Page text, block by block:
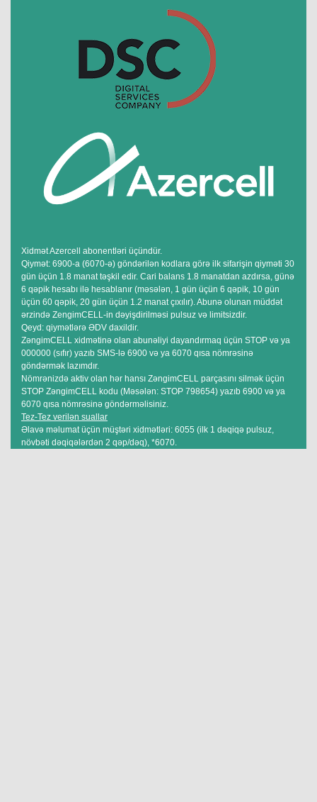
Xidmət Azercell abonentləri üçündür.
Qiymət: 6900-a (6070-ə) göndərilən kodlara görə ilk sifarişin qiyməti 30
gün üçün 1.8 manat təşkil edir. Cari balans 1.8 manatdan azdırsa, günə
6 qəpik hesabı ilə hesablanır (məsələn, 1 gün üçün 6 qəpik, 10 gün
üçün 60 qəpik, 20 gün üçün 1.2 manat çıxılır). Abunə olunan müddət
ərzində ZengimCELL-in dəyişdirilməsi pulsuz və limitsizdir.
Qeyd: qiymətlərə ƏDV daxildir.
ZəngimCELL xidmətinə olan abunəliyi dayandırmaq üçün STOP və ya
000000 (sıfır) yazıb SMS-lə 6900 və ya 6070 qısa nömrəsinə
göndərmək lazımdır.
Nömrənizdə aktiv olan hər hansı ZəngimCELL parçasını silmək üçün
STOP ZəngimCELL kodu (Məsələn: STOP 798654) yazıb 6900 və ya
6070 qısa nömrəsinə göndərməlisiniz.
Tez-Tez verilən suallar
Əlavə məlumat üçün müştəri xidmətləri: 6055 (ilk 1 dəqiqə pulsuz,
növbəti dəqiqələrdən 2 qəp/dəq), *6070.